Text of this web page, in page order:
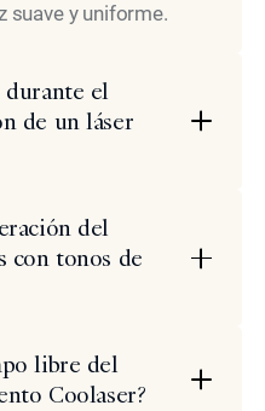
suave y uniforme.
durante el
de un láser
del
con tonos de
libre del
Coolaser?